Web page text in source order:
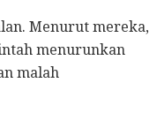
Menurut mereka,
menurunkan
malah